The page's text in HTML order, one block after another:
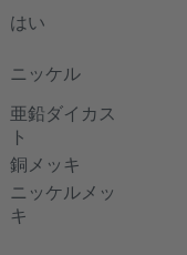
はい
ニッケル
亜鉛ダイカス
ト
銅メッキ
ニッケルメッ
キ